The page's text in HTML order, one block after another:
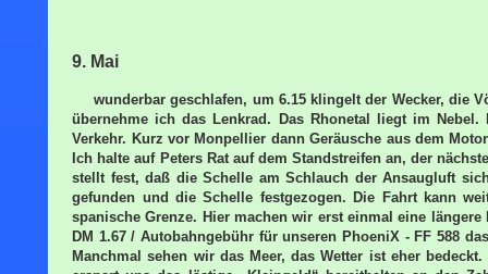
9. Mai
wunderbar geschlafen, um 6.15 klingelt der Wecker, die
übernehme ich das Lenkrad. Das Rhonetal liegt im
Verkehr. Kurz vor Monpellier dann Geräusche aus dem
Ich halte auf Peters Rat auf dem Standstreifen an, der
stellt fest, daß die Schelle am Schlauch der Ansaugluft
gefunden und die Schelle festgezogen. Die Fahrt kann
spanische Grenze. Hier machen wir erst einmal eine
DM 1.67 / Autobahngebühr für unseren PhoeniX - FF 588
Manchmal sehen wir das Meer, das Wetter ist eher